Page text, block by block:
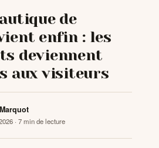
de
enfin : les
deviennent
aux visiteurs
· 7 min de lecture